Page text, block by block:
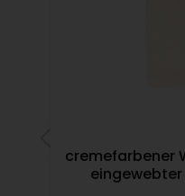
cremefarbener